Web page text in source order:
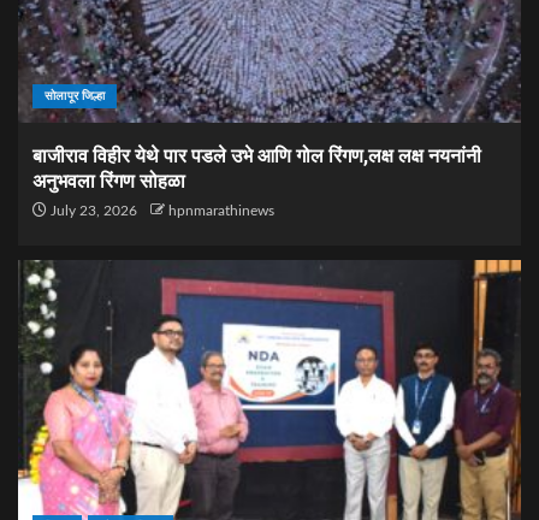
सोलापूर जिल्हा
बाजीराव विहीर येथे पार पडले उभे आणि गोल रिंगण,लक्ष लक्ष नयनांनी
अनुभवला रिंगण सोहळा
July 23, 2026 hpnmarathinews